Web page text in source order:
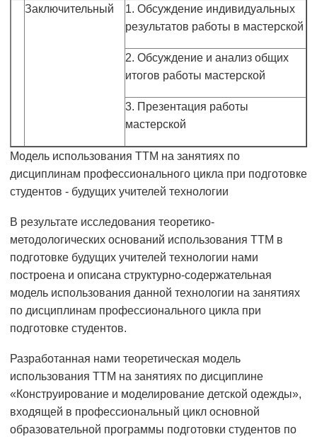
Заключительный
1. Обсуждение индивидуальных
результатов работы в мастерской
2. Обсуждение и анализ общих
итогов работы мастерской
3. Презентация работы
мастерской
Модель использования ТТМ на занятиях по
дисциплинам профессионального цикла при подготовке
студентов - будущих учителей технологии
В результате исследования теоретико-
методологических оснований использования ТТМ в
подготовке будущих учителей технологии нами
построена и описана структурно-содержательная
модель использования данной технологии на занятиях
по дисциплинам профессионального цикла при
подготовке студентов.
Разработанная нами теоретическая модель
использования ТТМ на занятиях по дисциплине
«Конструирование и моделирование детской одежды»,
входящей в профессиональный цикл основной
образовательной программы подготовки студентов по